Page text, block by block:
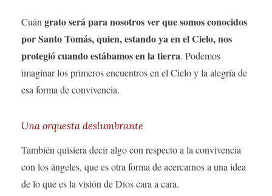
Cuán grato será para nosotros ver que somos conocidos
por Santo Tomás, quien, estando ya en el Cielo, nos
protegió cuando estábamos en la tierra. Podemos
imaginar los primeros encuentros en el Cielo y la alegría de
esa forma de convivencia.
Una orquesta deslumbrante
También quisiera decir algo con respecto a la convivencia
con los ángeles, que es otra forma de acercarnos a una idea
de lo que es la visión de Dios cara a cara.